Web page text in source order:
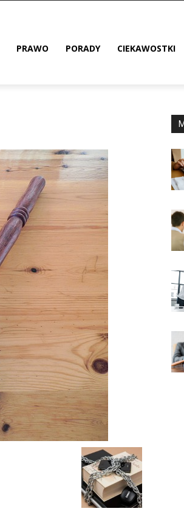
PRAWO PORADY CIEKAWOSTKI